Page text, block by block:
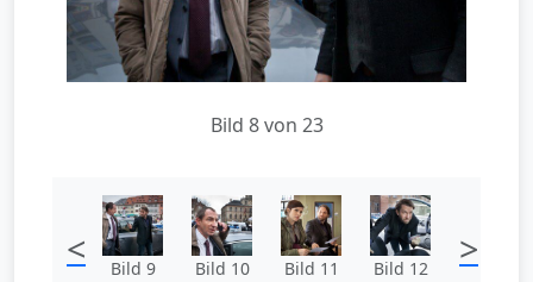
Bild 8 von 23
< Bild 9 Bild 10 Bild 11 Bild 12 >